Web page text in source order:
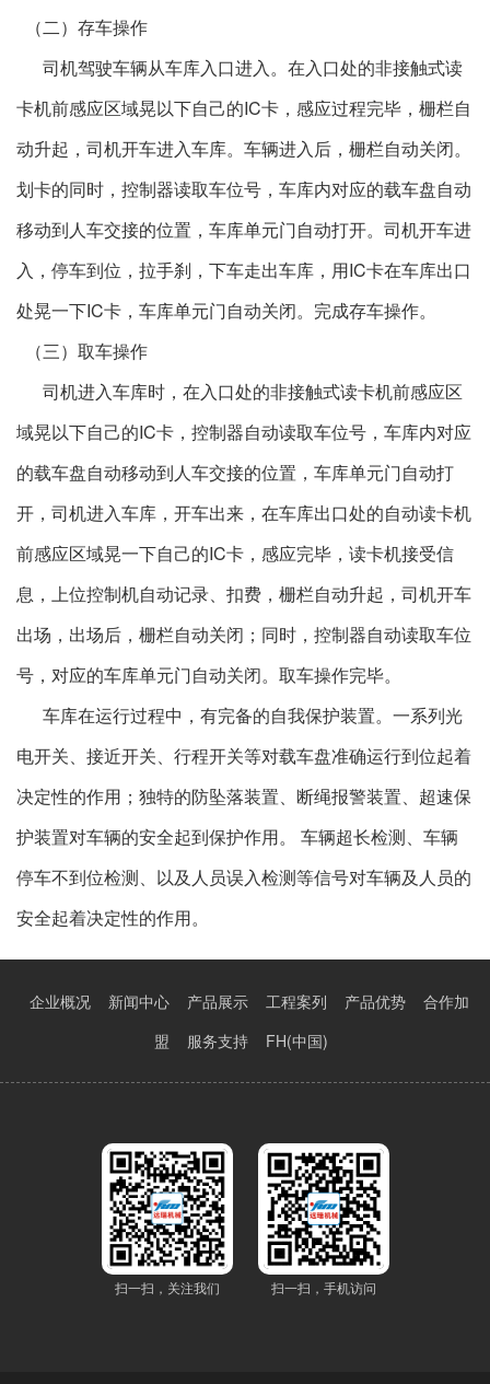
（二）存车操作
司机驾驶车辆从车库入口进入。在入口处的非接触式读
卡机前感应区域晃以下自己的IC卡，感应过程完毕，栅栏自
动升起，司机开车进入车库。车辆进入后，栅栏自动关闭。
划卡的同时，控制器读取车位号，车库内对应的载车盘自动
移动到人车交接的位置，车库单元门自动打开。司机开车进
入，停车到位，拉手刹，下车走出车库，用IC卡在车库出口
处晃一下IC卡，车库单元门自动关闭。完成存车操作。
（三）取车操作
司机进入车库时，在入口处的非接触式读卡机前感应区
域晃以下自己的IC卡，控制器自动读取车位号，车库内对应
的载车盘自动移动到人车交接的位置，车库单元门自动打
开，司机进入车库，开车出来，在车库出口处的自动读卡机
前感应区域晃一下自己的IC卡，感应完毕，读卡机接受信
息，上位控制机自动记录、扣费，栅栏自动升起，司机开车
出场，出场后，栅栏自动关闭；同时，控制器自动读取车位
号，对应的车库单元门自动关闭。取车操作完毕。
车库在运行过程中，有完备的自我保护装置。一系列光
电开关、接近开关、行程开关等对载车盘准确运行到位起着
决定性的作用；独特的防坠落装置、断绳报警装置、超速保
护装置对车辆的安全起到保护作用。 车辆超长检测、车辆
停车不到位检测、以及人员误入检测等信号对车辆及人员的
安全起着决定性的作用。
企业概况 新闻中心 产品展示 工程案列 产品优势
合作加
盟
服务支持 FH(中国)
扫一扫，关注我们 扫一扫，手机访问